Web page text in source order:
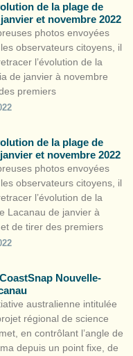
haut de plage) avec une
de la plage de
et novembre 2022
photos envoyées
observateurs citoyens, il
l’évolution de la
de janvier à novembre
premiers
suivre l’évolution du trait
[…]
de la plage de
et novembre 2022
photos envoyées
observateurs citoyens, il
l’évolution de la
Lacanau de janvier à
de tirer des premiers
de la plage, alors
Nouvelle-
australienne intitulée
régional de science
en contrôlant l’angle de
depuis un point fixe, de